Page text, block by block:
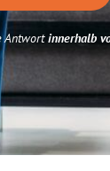
Antwortinnerhalb